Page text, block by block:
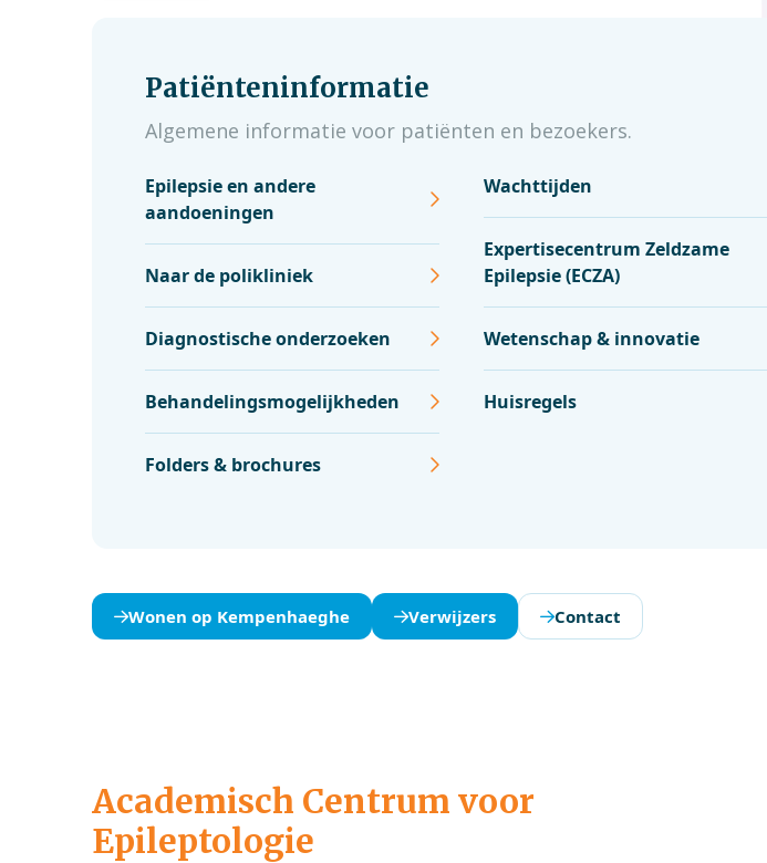
Patiënteninformatie
Algemene informatie voor patiënten en bezoekers.
Epilepsie en andere
aandoeningen
Naar de polikliniek
Diagnostische onderzoeken
Behandelingsmogelijkheden
Folders & brochures
Wachttijden
Expertisecentrum Zeldzame
Epilepsie (ECZA)
Wetenschap & innovatie
Huisregels
Wonen op Kempenhaeghe Verwijzers Contact
Academisch Centrum voor
Epileptologie